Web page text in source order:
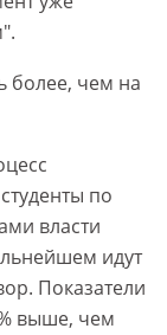
более, чем на
по
власти
идут
Показатели
выше, чем